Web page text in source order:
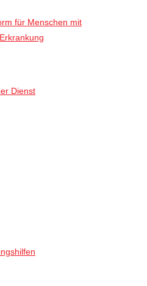
für Menschen mit
Dienst